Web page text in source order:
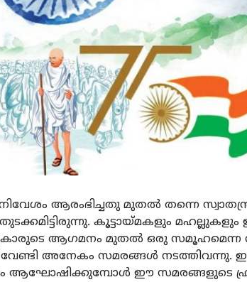
ആരംഭിച്ചതു മുതൽ തന്നെ
കൂട്ടായ്മകളും
ആഗമനം മുതൽ ഒരു സമൂഹമെന്ന
വേണ്ടി അനേകം സമരങ്ങൾ നടത്തിവന്നു.
ആഘോഷിക്കുമ്പോൾ ഈ സമരങ്ങളുടെ